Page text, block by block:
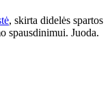
, skirta didelės spartos
spausdinimui. Juoda.